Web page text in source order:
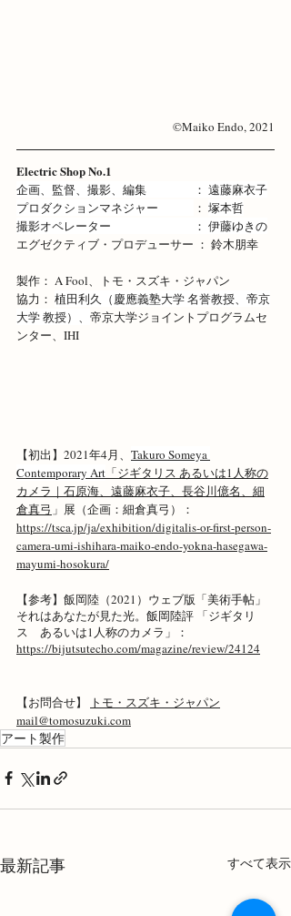
©Maiko Endo, 2021
Electric Shop No.1
企画、監督、撮影、編集　　　　： 遠藤麻衣子
プロダクションマネジャー
： 塚本哲
撮影オペレーター　　　　　　　： 伊藤ゆきの
エグゼクティブ・プロデューサー ： 鈴木朋幸
製作： A Fool、トモ・スズキ・ジャパン
協力： 植田利久（慶應義塾大学 名誉教授、帝京
大学 教授）、 帝京大学ジョイントプログラムセ
ンター、IHI
【初出】2021年4月、 Takuro Someya
Contemporary Art 「ジギタリス あるいは1人称の
カメラ｜石原海、遠藤麻衣子、長谷川億名、細
倉真弓 」展（企画：細倉真弓）：
https://tsca.jp/ja/exhibition/digitalis-or-first-person-
camera-umi-ishihara-maiko-endo-yokna-hasegawa-
mayumi-hosokura/
【参考】飯岡陸（2021）ウェブ版「美術手帖」
それはあなたが見た光。飯岡陸評 「ジギタリ
ス　あるいは1人称のカメラ」：
https://bijutsutecho.com/magazine/review/24124
【お問合せ】
トモ・スズキ・ジャパン
mail@tomosuzuki.com
アート製作
最新記事 すべて表示